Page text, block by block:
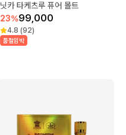
닛카 타케츠루 퓨어 몰트
23%99,000
4.8 (92)
품절임박